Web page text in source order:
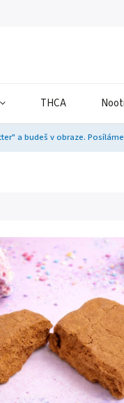
THCA
a budeš v obraze.